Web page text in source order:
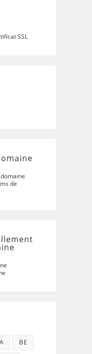
SSL
de
BE